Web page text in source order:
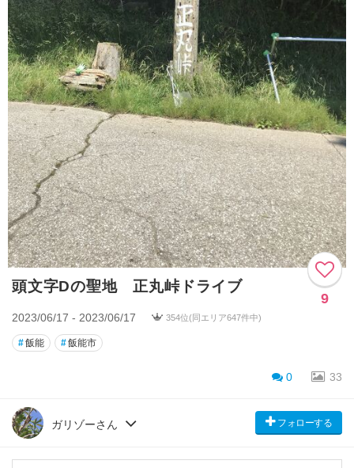
頭文字Dの聖地 正丸峠ドライブ
9
2023/06/17 - 2023/06/17 354位(同エリア647件中)
#飯能 #飯能市
0 33
ガリゾーさん フォローする